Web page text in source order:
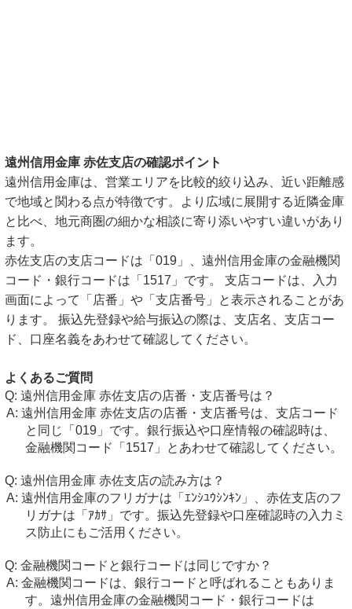
遠州信用金庫 赤佐支店の確認ポイント
遠州信用金庫は、営業エリアを比較的絞り込み、近い距離感
で地域と関わる点が特徴です。より広域に展開する近隣金庫
と比べ、地元商圏の細かな相談に寄り添いやすい違いがあり
ます。
赤佐支店の支店コードは「019」、遠州信用金庫の金融機関
コード・銀行コードは「1517」です。 支店コードは、入力
画面によって「店番」や「支店番号」と表示されることがあ
ります。 振込先登録や給与振込の際は、支店名、支店コー
ド、口座名義をあわせて確認してください。
よくあるご質問
遠州信用金庫 赤佐支店の店番・支店番号は？
遠州信用金庫 赤佐支店の店番・支店番号は、支店コード
と同じ「019」です。銀行振込や口座情報の確認時は、
金融機関コード「1517」とあわせて確認してください。
遠州信用金庫 赤佐支店の読み方は？
遠州信用金庫のフリガナは「ｴﾝｼﾕｳｼﾝｷﾝ」、赤佐支店のフ
リガナは「ｱｶｻ」です。振込先登録や口座確認時の入力ミ
ス防止にもご活用ください。
金融機関コードと銀行コードは同じですか？
金融機関コードは、銀行コードと呼ばれることもありま
す。遠州信用金庫の金融機関コード・銀行コードは